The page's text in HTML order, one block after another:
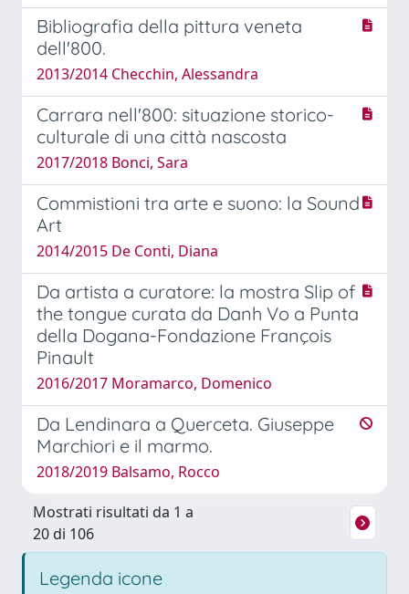
Bibliografia della pittura veneta
dell'800.
2013/2014 Checchin, Alessandra
Carrara nell'800: situazione storico-
culturale di una città nascosta
2017/2018 Bonci, Sara
Commistioni tra arte e suono: la Sound
Art
2014/2015 De Conti, Diana
Da artista a curatore: la mostra Slip of
the tongue curata da Danh Vo a Punta
della Dogana-Fondazione François
Pinault
2016/2017 Moramarco, Domenico
Da Lendinara a Querceta. Giuseppe
Marchiori e il marmo.
2018/2019 Balsamo, Rocco
Mostrati risultati da 1 a
20 di 106
Legenda icone